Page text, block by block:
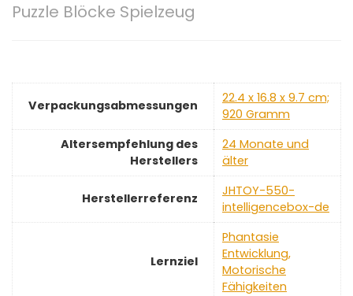
Puzzle Blöcke Spielzeug
Verpackungsabmessungen
‎22.4 x 16.8 x 9.7 cm;
920 Gramm
Altersempfehlung des
Herstellers
‎24 Monate und
älter
Herstellerreferenz
‎JHTOY-550-
intelligencebox-de
Lernziel
‎Phantasie
Entwicklung,
Motorische
Fähigkeiten